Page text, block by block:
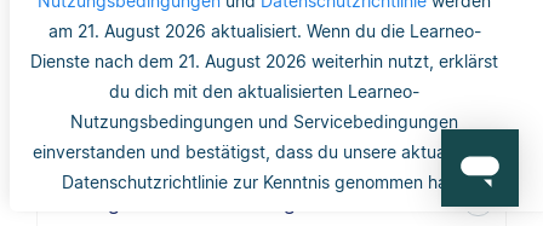
am 21. August 2026 aktualisiert. Wenn du die Learneo-
Dienste nach dem 21. August 2026 weiterhin nutzt, erklärst
du dich mit den aktualisierten Learneo-
Nutzungsbedingungen und Servicebedingungen
einverstanden und bestätigst, dass du unsere aktualisierte
Datenschutzrichtlinie zur Kenntnis genommen hast.
Was ist das generische Maskulinum?
Wo finde ich Copyright-Informationen zu
Abbildungen und Tabellen?